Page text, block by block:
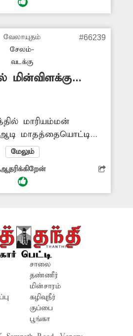
இதனால்
மின்கம்பங்களை அகற்ற
எடுக்க முன்வர
வேலாயுதம்
சேலம்-
வடக்கு
#66239
மின்விளக்கு
மாரியம்மன்
மாதத்தையொட்டி
தண்ணீர் ஊற்றி
ஆனால்
கோவில்களில்
எனவே பெண்கள்
சம்பந்தப்பட்ட
செய்து
எரிய
மேலும்
ஆதரிக்கிறேன்
சாலை
தண்ணீர்
மின்சாரம்
கழிவுநீர்
குப்பை
பூங்கா